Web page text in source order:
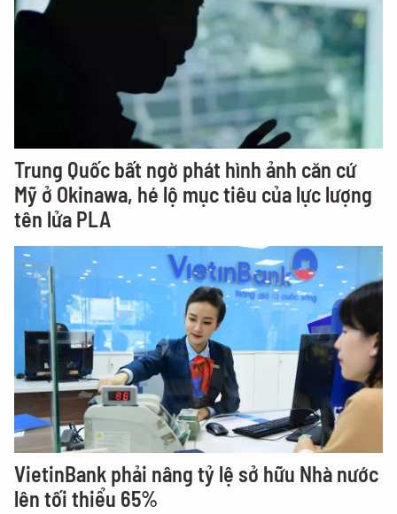
Trung Quốc bất ngờ phát hình ảnh căn cứ
Mỹ ở Okinawa, hé lộ mục tiêu của lực lượng
tên lửa PLA
VietinBank phải nâng tỷ lệ sở hữu Nhà nước
lên tối thiểu 65%